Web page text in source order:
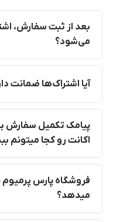
بعد از ثبت سفارش،
می‌شود؟
آیا اشتراک‌ها ضمانت
پیامک تکمیل سفارش
اکانت رو کجا میتونم
فروشگاه پارس پرمیوم
میدهد؟